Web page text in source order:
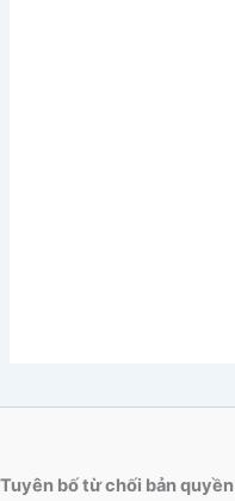
Tuyên bố từ chối bản quyền